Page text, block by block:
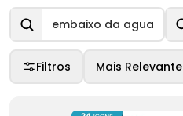
embaixo da agua
Filtros Mais Relevante